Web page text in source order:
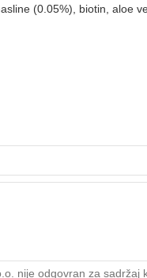
(0.05%), biotin, aloe
nije odgovran za sadržaj